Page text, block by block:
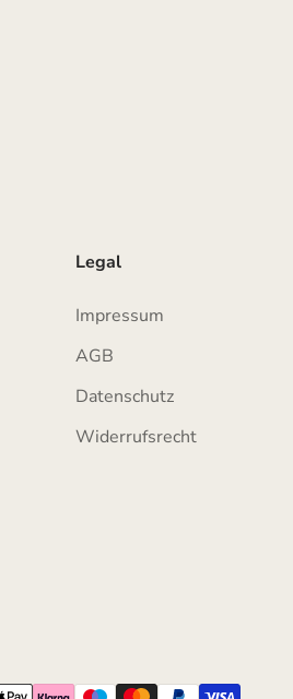
Legal
Impressum
AGB
Datenschutz
Widerrufsrecht